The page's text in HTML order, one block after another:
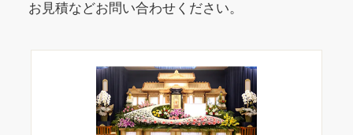
お見積などお問い合わせください。